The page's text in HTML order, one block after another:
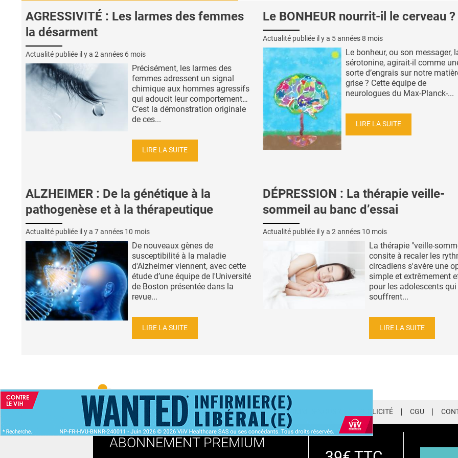
AGRESSIVITÉ : Les larmes des femmes
la désarment
Actualité publiée il y a 2 années 6 mois
Précisément, les larmes des
femmes adressent un signal
chimique aux hommes agressifs
qui adoucit leur comportement…
C’est la démonstration originale
de ces...
LIRE LA SUITE
Le BONHEUR nourrit-il le cerveau ?
Actualité publiée il y a 5 années 8 mois
Le bonheur, ou son messager,
sérotonine, agirait-il comme
sorte d’engrais sur notre
grise ? Cette équipe de
neurologues du Max-Planck-...
LIRE LA SUITE
ALZHEIMER : De la génétique à la
pathogenèse et à la thérapeutique
Actualité publiée il y a 7 années 10 mois
De nouveaux gènes de
susceptibilité à la maladie
d'Alzheimer viennent, avec cette
étude d’une équipe de l'Université
de Boston présentée dans la
revue...
LIRE LA SUITE
DÉPRESSION : La thérapie veille-
sommeil au banc d’essai
Actualité publiée il y a 2 années 10 mois
La thérapie "veille-
consite à recaler les
circadiens s'avère une
simple et extrêmement
pour les adolescents qui
souffrent...
LIRE LA SUITE
ACCUEIL NEWSLETTER QUI SOMMES-NOUS ? PUBLICITÉ CGU
ABONNEMENT PREMIUM